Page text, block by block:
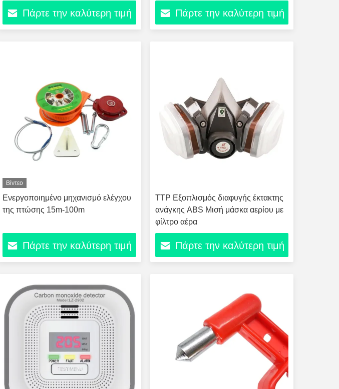
Πάρτε την καλύτερη τιμή Πάρτε την καλύτερη τιμή
Βίντεο
Ενεργοποιημένο μηχανισμό ελέγχου
της πτώσης 15m-100m
Πάρτε την καλύτερη τιμή
ΤΤΡ Εξοπλισμός διαφυγής έκτακτης
ανάγκης ABS Μισή μάσκα αερίου με
φίλτρο αέρα
Πάρτε την καλύτερη τιμή